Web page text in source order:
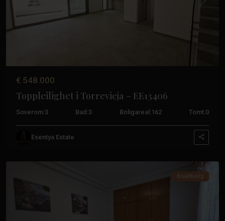
Tidligere
€ 548.000
Toppleilighet i Torrevieja – EE13406
Soverom:3 Bad:3 Boligareal: 162 Tomt:0
Esentya Estate
Acequión,
Bruktbolig